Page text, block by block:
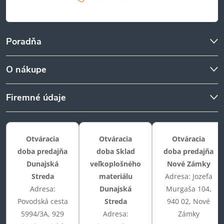
Poradňa
O nákupe
Firemné údaje
Otváracia
doba predajňa
Dunajská
Streda
Adresa:
Povodská cesta
5994/3A, 929
Otváracia
doba Sklad
veľkoplošného
materiálu
Dunajská
Streda
Adresa:
Otváracia
doba predajňa
Nové Zámky
Adresa: Jozefa
Murgaša 104,
940 02, Nové
Zámky